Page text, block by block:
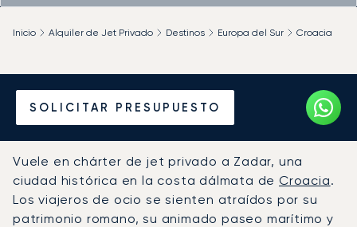
SOLICITAR PRESUPUESTO
Inicio Alquiler de Jet Privado Destinos Europa del Sur Croacia
Alquile un Jet Privado
desde o hacia Zadar
Vuele en chárter de jet privado a Zadar, una
ciudad histórica en la costa dálmata de Croacia.
Los viajeros de ocio se sienten atraídos por su
patrimonio romano, su animado paseo marítimo y